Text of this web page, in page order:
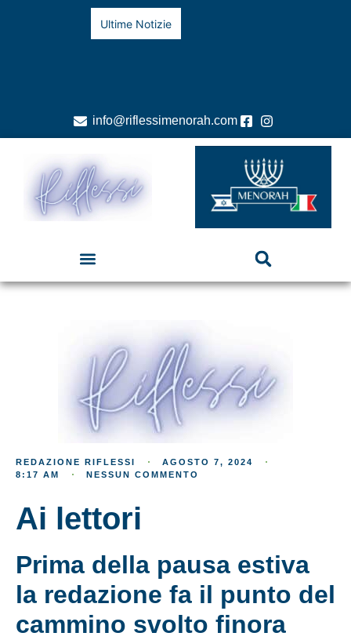
Ultime Notizie
info@riflessimenorah.com
REDAZIONE RIFLESSI
AGOSTO 7, 2024
8:17 AM
NESSUN COMMENTO
Ai lettori
Prima della pausa estiva
la redazione fa il punto del
cammino svolto finora